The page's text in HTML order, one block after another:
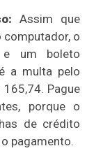
Assim que
computador, o
um boleto
a multa pelo
Pague
porque o
de crédito
pagamento.